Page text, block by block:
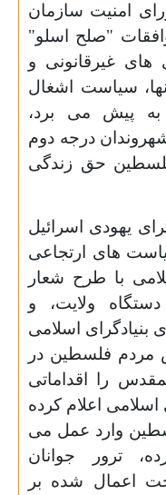
امنیت سازمان
"صلح اسلو"
های غیرقانونی و
سیاست اشغال
پیش می برد،
درجه دوم
حق زندگی
یهودی اسرائیل
های ارتجاعی
با طرح شعار
ولایت، و
اسلامی
مردم فلسطین در
را اقداماتی
اعلام کرده
وارد عمل می
ترور جوانان
اعمال شده بر